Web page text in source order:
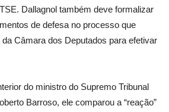
Dallagnol também deve formalizar
de defesa no processo que
Câmara dos Deputados para efetivar
do ministro do Supremo Tribunal
Barroso, ele comparou a “reação”